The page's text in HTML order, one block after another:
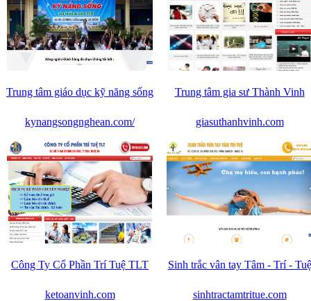
Trung tâm giáo dục kỹ năng sống
kynangsongnghean.com/
Trung tâm gia sư Thành Vinh
giasuthanhvinh.com
Công Ty Cổ Phần Trí Tuệ TLT
ketoanvinh.com
Sinh trắc vân tay Tâm - Trí - Tuệ
sinhtractamtritue.com